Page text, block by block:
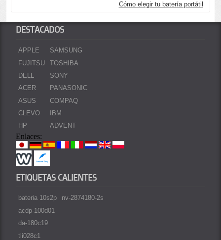
Cómo elegir tu batería portátil
DESTACADOS
APPLE
FUJITSU
DELL
ACER
ASUS
CLEVO
HP
SAMSUNG
TOSHIBA
SONY
PANASONIC
COMPAQ
IBM
ADVENT
Enlaces:
ETIQUETAS CALIENTES
bateria 10s2p
acdp-100d01
da-180c19
tli028c1
nv-2874180-2s